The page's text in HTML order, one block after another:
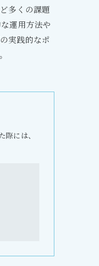
多くの課題
運用方法や
実践的なポ
には、